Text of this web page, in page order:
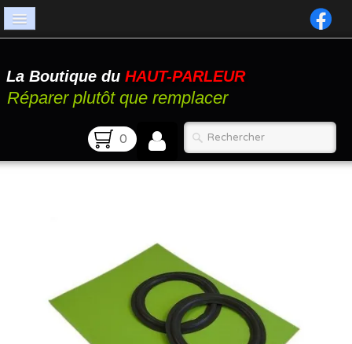
Catalogue
Atelier
La Boutique du HAUT-PARLEUR
Réparer plutôt que remplacer
0